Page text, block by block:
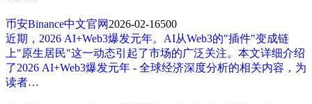
币安Binance中文官网 2026-02-16500
近期，2026 AI+Web3爆发元年。AI从Web3的"插件"变成链
上"原生居民"这一动态引起了市场的广泛关注。本文详细介绍
了2026 AI+Web3爆发元年 - 全球经济深度分析的相关内容，为
读者…